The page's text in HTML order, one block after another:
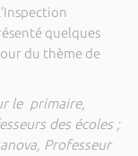
quelques
du thème de
le primaire,
des écoles ;
Professeur